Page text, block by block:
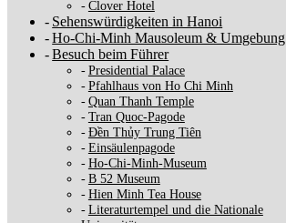
Clover Hotel
Sehenswürdigkeiten in Hanoi
Ho-Chi-Minh Mausoleum & Umgebung
Besuch beim Führer
Presidential Palace
Pfahlhaus von Ho Chi Minh
Quan Thanh Temple
Tran Quoc-Pagode
Đền Thủy Trung Tiên
Einsäulenpagode
Ho-Chi-Minh-Museum
B 52 Museum
Hien Minh Tea House
Literaturtempel und die Nationale